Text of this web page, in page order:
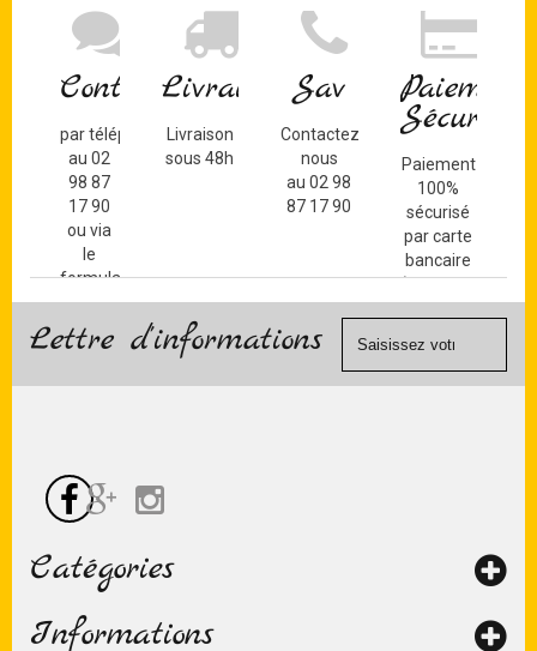
Contact
par téléphone
au 02
98 87
17 90
ou via
le
formulaire
de
contact
Livraison
Livraison
sous 48h
Sav
Contactez-
nous
au 02 98
87 17 90
Paiement
Sécurisé
Paiement
100%
sécurisé
par carte
bancaire
(Mastercard,
Visa, ...) et
Lettre d'informations
Catégories
Informations